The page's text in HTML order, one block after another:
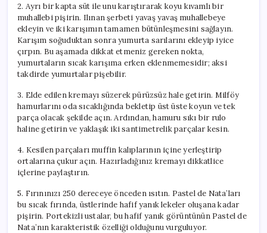
2. Ayrı bir kapta süt ile unu karıştırarak koyu kıvamlı bir
muhallebi pişirin. Ilınan şerbeti yavaş yavaş muhallebeye
ekleyin ve iki karışımın tamamen bütünleşmesini sağlayın.
Karışım soğuduktan sonra yumurta sarılarını ekleyip iyice
çırpın. Bu aşamada dikkat etmeniz gereken nokta,
yumurtaların sıcak karışıma erken eklenmemesidir; aksi
takdirde yumurtalar pişebilir.
3. Elde edilen kremayı süzerek pürüzsüz hale getirin. Milföy
hamurlarını oda sıcaklığında bekletip üst üste koyun ve tek
parça olacak şekilde açın. Ardından, hamuru sıkı bir rulo
haline getirin ve yaklaşık iki santimetrelik parçalar kesin.
4. Kesilen parçaları muffin kalıplarının içine yerleştirip
ortalarına çukur açın. Hazırladığınız kremayı dikkatlice
içlerine paylaştırın.
5. Fırınınızı 250 dereceye önceden ısıtın. Pastel de Nata’ları
bu sıcak fırında, üstlerinde hafif yanık lekeler oluşana kadar
pişirin. Portekizli ustalar, bu hafif yanık görüntünün Pastel de
Nata’nın karakteristik özelliği olduğunu vurguluyor.